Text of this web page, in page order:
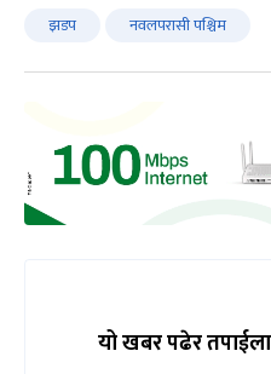
झडप नवलपरासी पश्चिम
यो खबर पढेर